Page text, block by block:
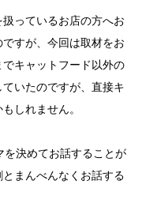
っているお店の方へお
すが、今回は取材をお
キャットフード以外の
いたのですが、直接キ
しれません。
を決めてお話することが
まんべんなくお話する